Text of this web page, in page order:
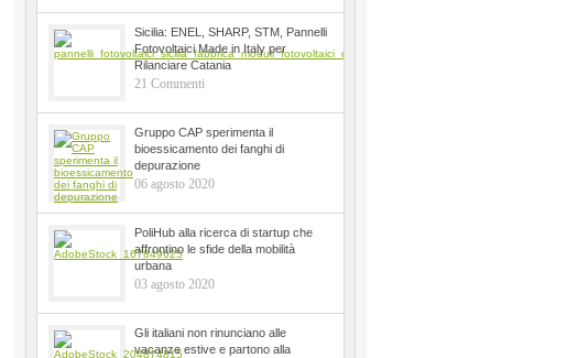
Sicilia: ENEL, SHARP, STM, Pannelli
Fotovoltaici Made in Italy per
Rilanciare Catania
21 Commenti
Gruppo CAP sperimenta il
bioessicamento dei fanghi di
depurazione
06 agosto 2020
PoliHub alla ricerca di startup che
affrontino le sfide della mobilità
urbana
03 agosto 2020
Gli italiani non rinunciano alle
vacanze estive e partono alla